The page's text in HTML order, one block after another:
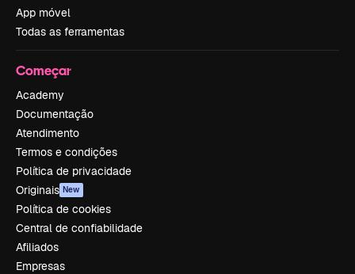
App móvel
Todas as ferramentas
Começar
Academy
Documentação
Atendimento
Termos e condições
Política de privacidade
Originais New
Política de cookies
Central de confiabilidade
Afiliados
Empresas